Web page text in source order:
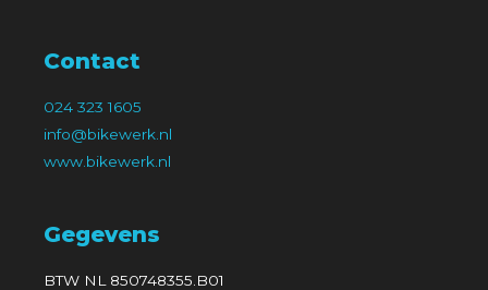
Contact
024 323 1605
info@bikewerk.nl
www.bikewerk.nl
Gegevens
BTW NL 850748355.B01